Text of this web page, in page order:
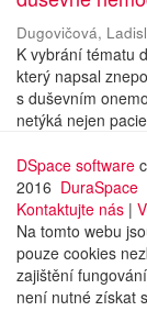
Dugovičová,
K vybrání tématu
který napsal
s duševním
netýká nejen
DSpace software
2016 DuraSpace
Kontaktujte nás |
Na tomto webu
pouze cookies
zajištění
není nutné získat